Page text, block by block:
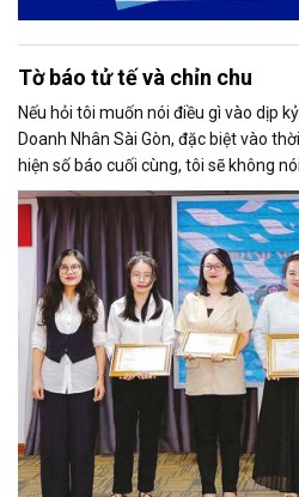
Tờ báo tử tế và chỉn chu
Nếu hỏi tôi muốn nói điều gì vào dịp
Doanh Nhân Sài Gòn, đặc biệt vào
hiện số báo cuối cùng, tôi sẽ không
thay vào đó là niềm tự hào. Bởi khi
luôn nghĩ đó là một tờ báo “tử tế,
rất bình thường ấy đã nuôi dưỡng tôi
lẽ sẽ còn theo tôi đến hết cuộc đời